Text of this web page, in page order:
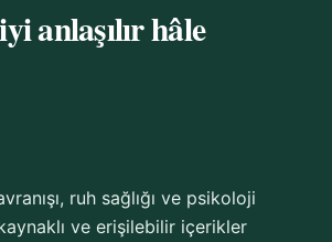
anlaşılır hâle
ruh sağlığı ve psikoloji
ve erişilebilir içerikler